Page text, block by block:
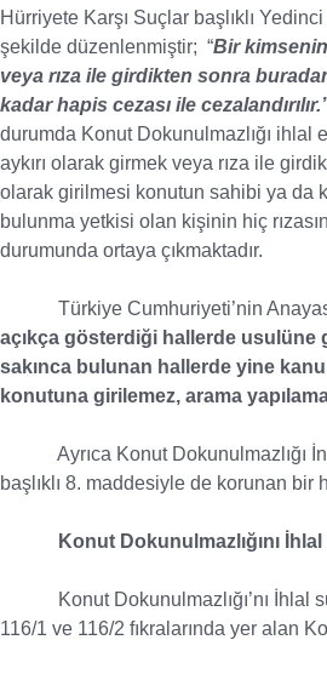
Hürriyete Karşı Suçlar başlıklı
şekilde düzenlenmiştir; “Bir
veya rıza ile girdikten sonra
kadar hapis cezası ile
durumda Konut Dokunulmazlığı ihlal
aykırı olarak girmek veya rıza ile
olarak girilmesi konutun sahibi ya da
bulunma yetkisi olan kişinin hiç
durumunda ortaya çıkmaktadır.
Türkiye Cumhuriyeti’nin
açıkça gösterdiği hallerde usulüne
sakınca bulunan hallerde yine
konutuna girilemez, arama
Ayrıca Konut Dokunulmazlığı
başlıklı 8. maddesiyle de korunan bir
Konut Dokunulmazlığını
Konut Dokunulmazlığı’nı İhlal
116/1 ve 116/2 fıkralarında yer alan